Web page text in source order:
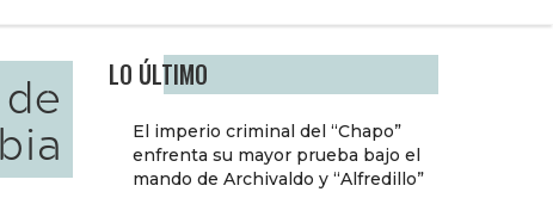
LO ÚLTIMO
El imperio criminal del “Chapo”
enfrenta su mayor prueba bajo el
mando de Archivaldo y “Alfredillo”